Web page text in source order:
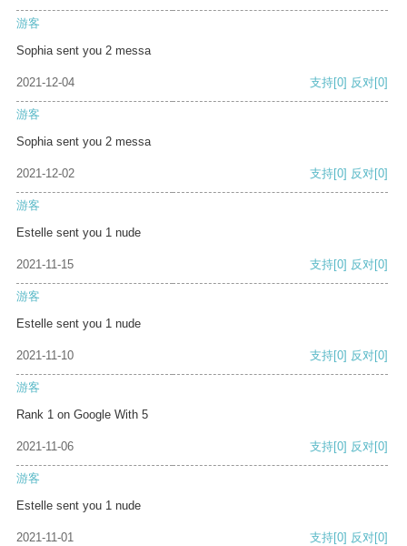
游客
Sophia sent you 2 messa
2021-12-04 支持[0] 反对[0]
游客
Sophia sent you 2 messa
2021-12-02 支持[0] 反对[0]
游客
Estelle sent you 1 nude
2021-11-15 支持[0] 反对[0]
游客
Estelle sent you 1 nude
2021-11-10 支持[0] 反对[0]
游客
Rank 1 on Google With 5
2021-11-06 支持[0] 反对[0]
游客
Estelle sent you 1 nude
2021-11-01 支持[0] 反对[0]